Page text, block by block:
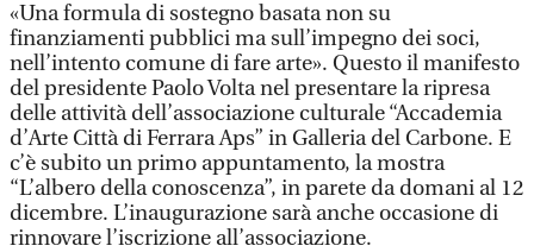
«Una formula di sostegno basata non su
finanziamenti pubblici ma sull’impegno dei soci,
nell’intento comune di fare arte». Questo il manifesto
del presidente Paolo Volta nel presentare la ripresa
delle attività dell’associazione culturale “Accademia
d’Arte Città di Ferrara Aps” in Galleria del Carbone. E
c’è subito un primo appuntamento, la mostra
“L’albero della conoscenza”, in parete da domani al 12
dicembre. L’inaugurazione sarà anche occasione di
rinnovare l’iscrizione all’associazione.